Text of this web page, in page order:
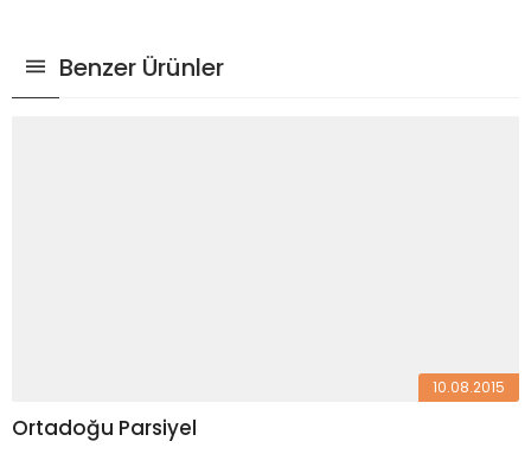
Benzer Ürünler
10.08.2015
Ortadoğu Parsiyel